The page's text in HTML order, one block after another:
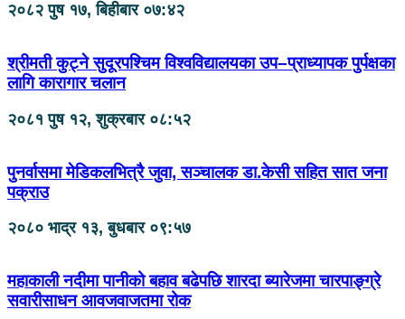
२०८२ पुष १७, बिहीबार ०७:४२
श्रीमती कुट्ने सुदूरपश्चिम विश्वविद्यालयका उप–प्राध्यापक पुर्पक्षका
लागि कारागार चलान
२०८१ पुष १२, शुक्रबार ०८:५२
पुनर्वासमा मेडिकलभित्रै जुवा, सञ्चालक डा.केसी सहित सात जना
पक्राउ
२०८० भाद्र १३, बुधबार ०९:५७
महाकाली नदीमा पानीको बहाव बढेपछि शारदा ब्यारेजमा चारपाङ्ग्रे
सवारीसाधन आवजवाजतमा रोक